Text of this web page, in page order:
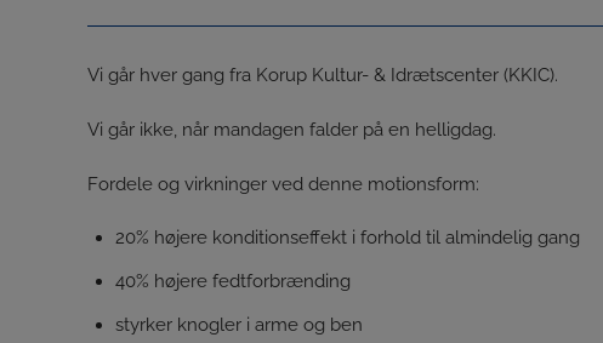
Vi går hver gang fra Korup Kultur- & Idrætscenter (KKIC).
Vi går ikke, når mandagen falder på en helligdag.
Fordele og virkninger ved denne motionsform:
20% højere konditionseffekt i forhold til almindelig gang
40% højere fedtforbrænding
styrker knogler i arme og ben